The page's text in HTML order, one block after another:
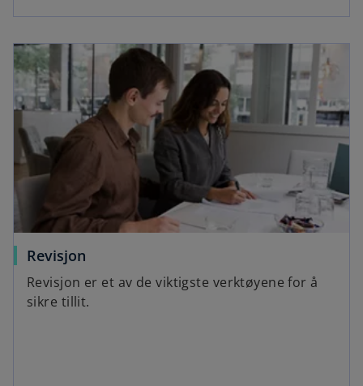
Revisjon
Revisjon er et av de viktigste verktøyene for å
sikre tillit.